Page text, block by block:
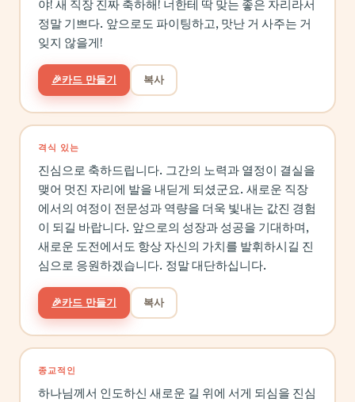
정말 기쁘다. 앞으로도 파이팅하고, 맛난 거 사주는 거
잊지 않을게!
🎉카드 만들기 복사
격식 있는
진심으로 축하드립니다. 그간의 노력과 열정이 결실을
맺어 멋진 자리에 발을 내딛게 되셨군요. 새로운 직장
에서의 여정이 전문성과 역량을 더욱 빛내는 값진 경험
이 되길 바랍니다. 앞으로의 성장과 성공을 기대하며,
새로운 도전에서도 항상 자신의 가치를 발휘하시길 진
심으로 응원하겠습니다. 정말 대단하십니다.
🎉카드 만들기 복사
종교적인
하나님께서 인도하신 새로운 길 위에 서게 되심을 진심